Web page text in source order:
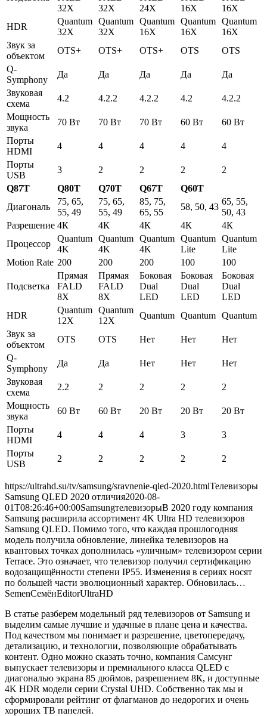
32Х
32Х
24Х
16Х
16Х
HDR
Quantum
32X
Quantum
32X
Quantum
16X
Quantum
16X
Quantum
16X
Звук за
объектом
OTS+ OTS+ OTS+ OTS
OTS
Q-
Symphony
Да Да Да Да
Да
Звуковая
схема
4.2 4.2.2 4.2.2 4.2
4.2.2
Мощность
звука
70 Вт 70 Вт 70 Вт 60 Вт
60 Вт
Порты
HDMI
4 4 4 4
4
Порты
USB
3 2 2 2
2
Q87T
Q80T Q70T Q67T
Q60T
Диагональ
75, 65,
55, 49
75, 65,
55, 49
85, 75,
65, 55
58, 50, 43
65, 55,
50, 43
Разрешение 4К 4К 4К 4К
4К
Процессор
Quantum
4K
Quantum
4K
Quantum
4K
Quantum
Lite
Quantum
Lite
Motion Rate 200 200 200 100 100
Подсветка
Прямая
FALD
8Х
Прямая
FALD
8Х
Боковая
Dual
LED
Боковая
Dual
LED
Боковая
Dual
LED
HDR
Quantum
12X
Quantum
12X
Quantum Quantum Quantum
Звук за
объектом
OTS OTS Нет Нет
Нет
Q-
Symphony
Да Да Нет Нет
Нет
Звуковая
схема
2.2 2 2 2
2
Мощность
звука
60 Вт 60 Вт 20 Вт 20 Вт
20 Вт
Порты
HDMI
4 4 4 3
3
Порты
USB
2 2 2 2 2
https://ultrahd.su/tv/samsung/sravnenie-qled-2020.htmlТелевизоры
Samsung QLED 2020 отличия2020-08-
01T08:26:46+00:00SamsungтелевизорыВ 2020 году компания
Samsung расширила ассортимент 4K Ultra HD телевизоров
Samsung QLED. Помимо того, что каждая прошлогодняя
модель получила обновление, линейка телевизоров на
квантовых точках дополнилась «уличным» телевизором серии
Terrace. Это означает, что телевизор получил сертификацию
водозащищённости степени IP55. Изменения в сериях носят
по большей части эволюционный характер. Обновилась…
SemenСемёнEditorUltraHD
В статье разберем модельный ряд телевизоров от Samsung и
выделим самые лучшие и удачные в плане цена и качества.
Под качеством мы понимает и разрешение, цветопередачу,
детализацию, и технологии, позволяющие обрабатывать
контент. Одно можно сказать точно, компания Самсунг
выпускает телевизоры и премиального класса QLED с
диагональю экрана 85 дюймов, разрешением 8К, и доступные
4K HDR модели серии Crystal UHD. Собственно так мы и
сформировали рейтинг от флагманов до недорогих и очень
хороших ТВ панелей.